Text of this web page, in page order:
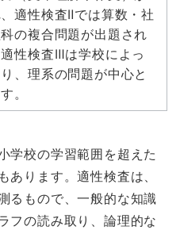
適性検査Ⅱでは算数・社
の複合問題が出題され
性検査Ⅲは学校によっ
、理系の問題が中心と
。
学校の学習範囲を超えた
あります。適性検査は、
るもので、一般的な知識
フの読み取り、論理的な